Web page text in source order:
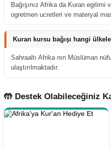
Bağışınız Afrika da Kuran egitimi
ogretmen ucretleri ve materyal
Kuran kursu bağışı hangi
Sahraaltı Afrika nın Müslüman
ulaştırılmaktadır.
🤲 Destek Olabileceğiniz